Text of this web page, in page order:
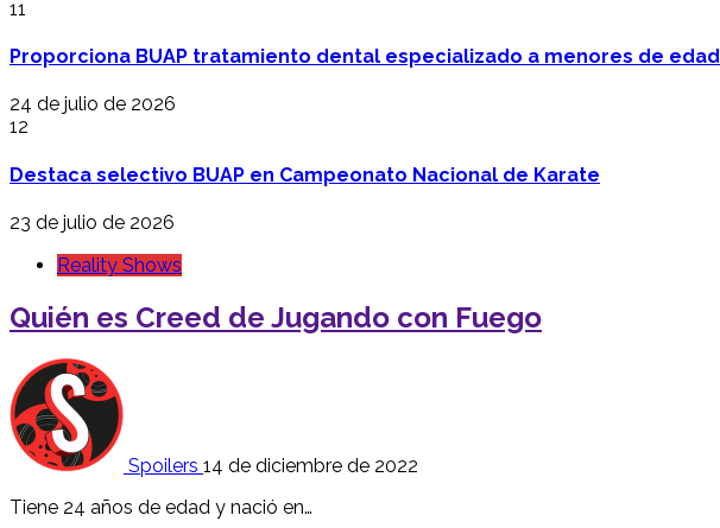
11
Proporciona BUAP tratamiento dental especializado a menores de edad
24 de julio de 2026
12
Destaca selectivo BUAP en Campeonato Nacional de Karate
23 de julio de 2026
Reality Shows
Quién es Creed de Jugando con Fuego
Spoilers 14 de diciembre de 2022
Tiene 24 años de edad y nació en…